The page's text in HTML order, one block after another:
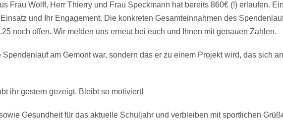
Frau Wolff, Herr Thierry und Frau Speckmann hat bereits 860€ (!) erlaufen.
und Ihr Engagement. Die konkreten Gesamteinnahmen des
noch offen. Wir melden uns erneut bei euch und Ihnen mit genauen Zahlen.
am Gemont war, sondern das er zu einem Projekt wird, das sich
ihr gestern gezeigt. Bleibt so motiviert!
Gesundheit für das aktuelle Schuljahr und verbleiben mit sportlichen